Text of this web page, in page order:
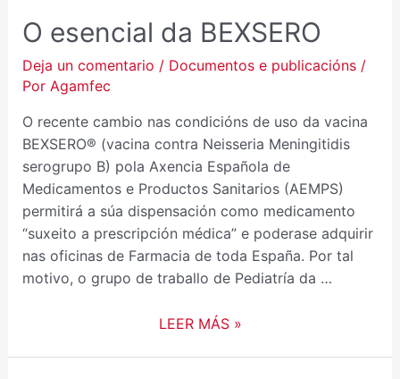
O esencial da BEXSERO
Deja un comentario / Documentos e publicacións/
Por Agamfec
O recente cambio nas condicións de uso da vacina
BEXSERO® (vacina contra Neisseria Meningitidis
serogrupo B) pola Axencia Española de
Medicamentos e Productos Sanitarios (AEMPS)
permitirá a súa dispensación como medicamento
“suxeito a prescripción médica” e poderase adquirir
nas oficinas de Farmacia de toda España. Por tal
motivo, o grupo de traballo de Pediatría da …
LEER MÁS »